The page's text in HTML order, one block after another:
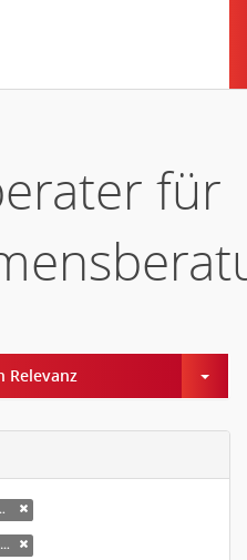
für
Relevanz
Berufsfeld: Hebamme, Entbindungshelfer